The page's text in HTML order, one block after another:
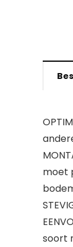
moet
soort